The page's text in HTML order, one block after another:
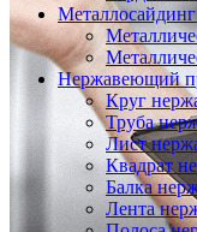
Нержавеющий
Круг
Труба
Лист
Квадрат
Балка
Лента